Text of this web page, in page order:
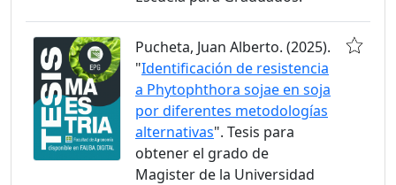
Pucheta, Juan Alberto. (2025).
"Identificación de resistencia
a Phytophthora sojae en soja
por diferentes metodologías
alternativas". Tesis para
obtener el grado de
Magister de la Universidad